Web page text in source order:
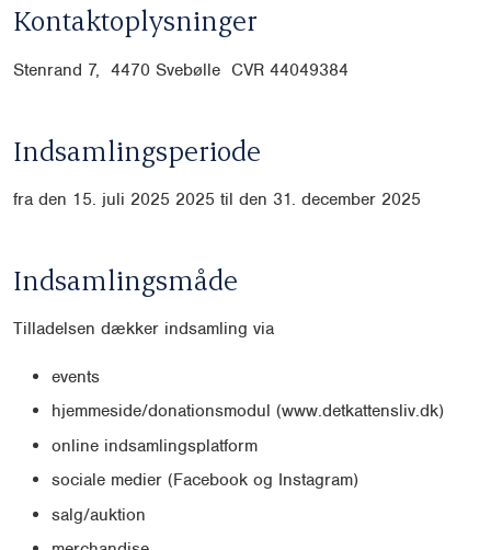
Kontaktoplysninger
Stenrand 7, 4470 Svebølle CVR 44049384
Indsamlingsperiode
fra den 15. juli 2025 2025 til den 31. december 2025
Indsamlingsmåde
Tilladelsen dækker indsamling via
events
hjemmeside/donationsmodul (www.detkattensliv.dk)
online indsamlingsplatform
sociale medier (Facebook og Instagram)
salg/auktion